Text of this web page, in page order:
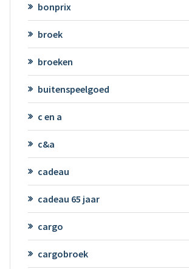
bonprix
broek
broeken
buitenspeelgoed
c en a
c&a
cadeau
cadeau 65 jaar
cargo
cargobroek